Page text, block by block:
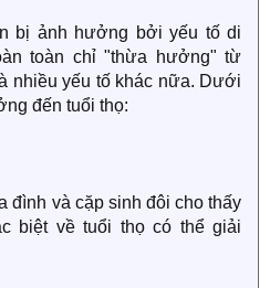
bị ảnh hưởng bởi yếu tố di
toàn chỉ "thừa hưởng" từ
nhiều yếu tố khác nữa. Dưới
đến tuổi thọ:
đình và cặp sinh đôi cho thấy
biệt về tuổi thọ có thể giải